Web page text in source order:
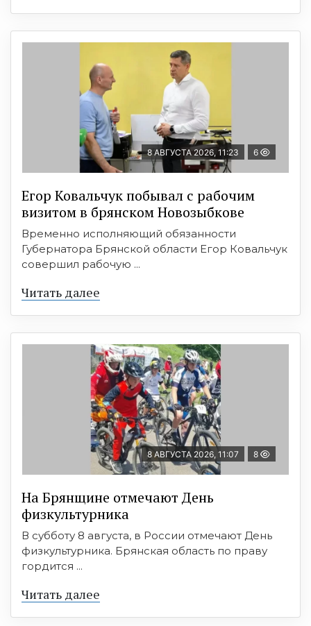
8 АВГУСТА 2026, 11:23 6
Егор Ковальчук побывал с рабочим
визитом в брянском Новозыбкове
Временно исполняющий обязанности
Губернатора Брянской области Егор Ковальчук
совершил рабочую ...
Читать далее
8 АВГУСТА 2026, 11:07 8
На Брянщине отмечают День
физкультурника
В субботу 8 августа, в России отмечают День
физкультурника. Брянская область по праву
гордится ...
Читать далее